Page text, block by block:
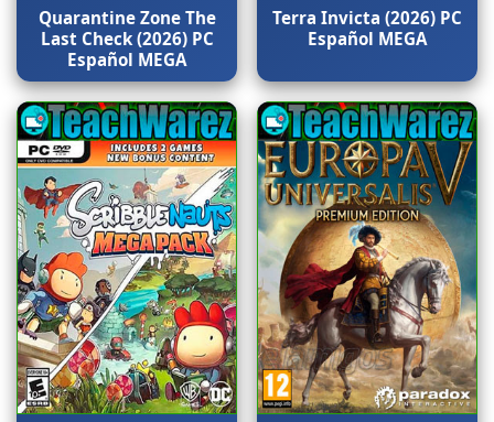
Quarantine Zone The
Last Check (2026) PC
Español MEGA
Terra Invicta (2026) PC
Español MEGA